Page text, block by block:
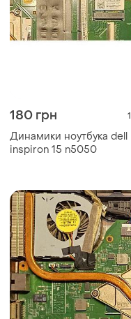
180 грн 1
Динамики ноутбука dell
inspiron 15 n5050